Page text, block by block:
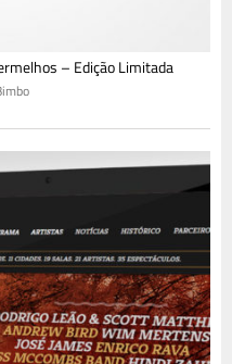
– Edição Limitada